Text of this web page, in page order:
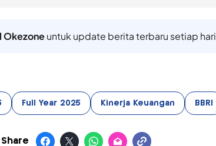
Okezoneuntuk update berita terbaru setiap hari
Full Year 2025 Kinerja Keuangan BBRI
Share